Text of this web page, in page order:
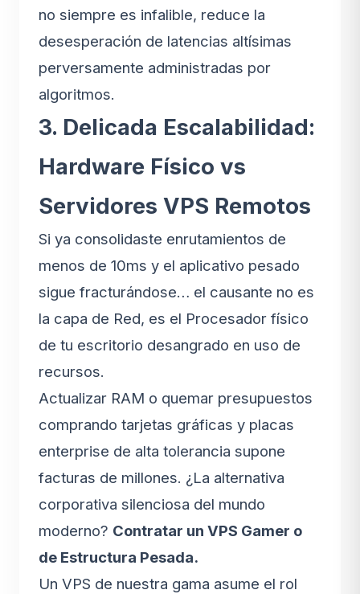
no siempre es infalible, reduce la
desesperación de latencias altísimas
perversamente administradas por
algoritmos.
3. Delicada Escalabilidad:
Hardware Físico vs
Servidores VPS Remotos
Si ya consolidaste enrutamientos de
menos de 10ms y el aplicativo pesado
sigue fracturándose… el causante no es
la capa de Red, es el Procesador físico
de tu escritorio desangrado en uso de
recursos.
Actualizar RAM o quemar presupuestos
comprando tarjetas gráficas y placas
enterprise de alta tolerancia supone
facturas de millones. ¿La alternativa
corporativa silenciosa del mundo
moderno? Contratar un VPS Gamer o
de Estructura Pesada.
Un VPS de nuestra gama asume el rol